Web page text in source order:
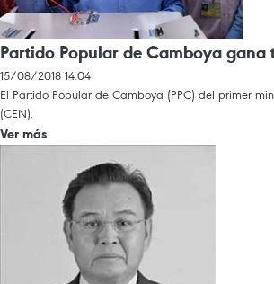
Partido Popular de Camboya
15/08/2018 14:04
El Partido Popular de Camboya (PPC) del primer
(CEN).
Ver más